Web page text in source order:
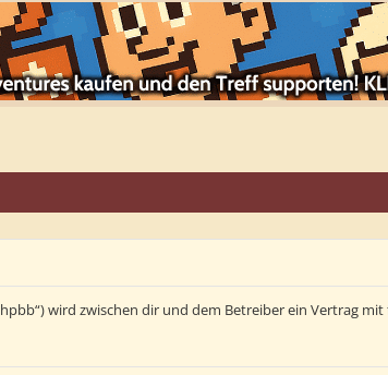
wird zwischen dir und dem Betreiber ein Vertrag mit